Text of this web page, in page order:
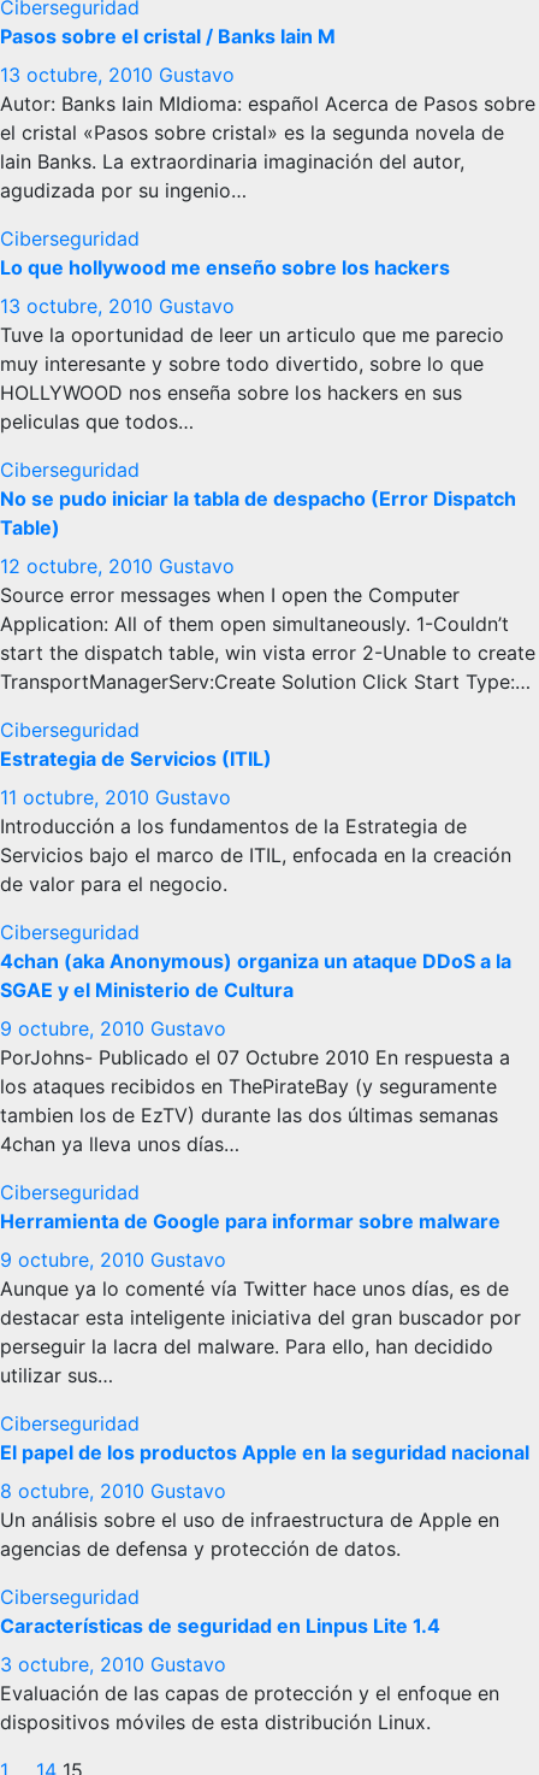
Ciberseguridad
Pasos sobre el cristal / Banks Iain M
13 octubre, 2010 Gustavo
Autor: Banks Iain MIdioma: español Acerca de Pasos sobre
el cristal «Pasos sobre cristal» es la segunda novela de
lain Banks. La extraordinaria imaginación del autor,
agudizada por su ingenio…
Ciberseguridad
Lo que hollywood me enseño sobre los hackers
13 octubre, 2010 Gustavo
Tuve la oportunidad de leer un articulo que me parecio
muy interesante y sobre todo divertido, sobre lo que
HOLLYWOOD nos enseña sobre los hackers en sus
peliculas que todos…
Ciberseguridad
No se pudo iniciar la tabla de despacho (Error Dispatch
Table)
12 octubre, 2010 Gustavo
Source error messages when I open the Computer
Application: All of them open simultaneously. 1-Couldn’t
start the dispatch table, win vista error 2-Unable to create
TransportManagerServ:Create Solution Click Start Type:…
Ciberseguridad
Estrategia de Servicios (ITIL)
11 octubre, 2010 Gustavo
Introducción a los fundamentos de la Estrategia de
Servicios bajo el marco de ITIL, enfocada en la creación
de valor para el negocio.
Ciberseguridad
4chan (aka Anonymous) organiza un ataque DDoS a la
SGAE y el Ministerio de Cultura
9 octubre, 2010 Gustavo
PorJohns- Publicado el 07 Octubre 2010 En respuesta a
los ataques recibidos en ThePirateBay (y seguramente
tambien los de EzTV) durante las dos últimas semanas
4chan ya lleva unos días…
Ciberseguridad
Herramienta de Google para informar sobre malware
9 octubre, 2010 Gustavo
Aunque ya lo comenté vía Twitter hace unos días, es de
destacar esta inteligente iniciativa del gran buscador por
perseguir la lacra del malware. Para ello, han decidido
utilizar sus…
Ciberseguridad
El papel de los productos Apple en la seguridad nacional
8 octubre, 2010 Gustavo
Un análisis sobre el uso de infraestructura de Apple en
agencias de defensa y protección de datos.
Ciberseguridad
Características de seguridad en Linpus Lite 1.4
3 octubre, 2010 Gustavo
Evaluación de las capas de protección y el enfoque en
dispositivos móviles de esta distribución Linux.
1 14 15